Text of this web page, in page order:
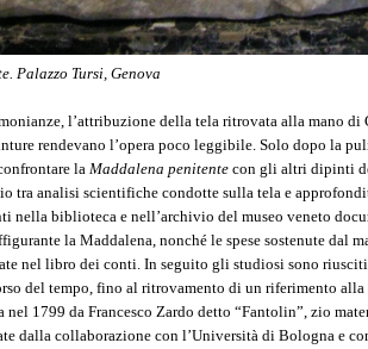
Palazzo Tursi, Genova
l’attribuzione della tela ritrovata alla mano di
rendevano l’opera poco leggibile. Solo dopo la
la Maddalena penitente con gli altri dipinti
tra analisi scientifiche condotte sulla tela e
nella biblioteca e nell’archivio del museo veneto
la Maddalena, nonché le spese sostenute dal
nel libro dei conti. In seguito gli studiosi sono
del tempo, fino al ritrovamento di un riferimento
nel 1799 da Francesco Zardo detto “Fantolin”, zio
dalla collaborazione con l’Università di Bologna e